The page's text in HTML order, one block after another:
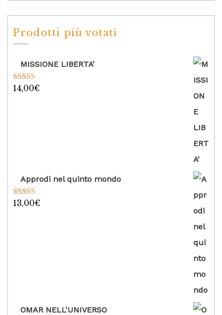
Prodotti più votati
MISSIONE LIBERTA'
Valutato
14,00€
Approdi nel quinto mondo
Valutato
13,00€
OMAR NELL'UNIVERSO